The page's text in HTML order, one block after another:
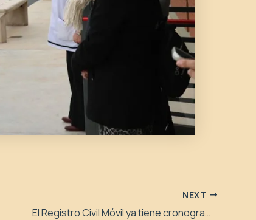
NEXT
El Registro Civil Móvil ya tiene cronograma para la segunda quincena de mayo